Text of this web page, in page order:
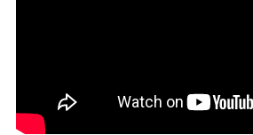
桔梗の花と、葉を表現し、正面より見ると、桔梗
様デザインしております。